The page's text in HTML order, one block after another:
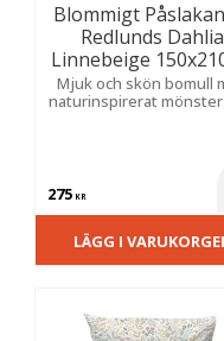
Blommigt
Redlunds Dahlia
Linnebeige
Mjuk och skön bomull
naturinspirerat mönster
275 KR
LÄGG I